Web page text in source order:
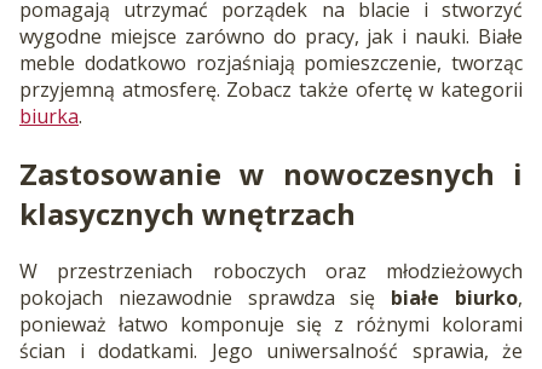
pomagają utrzymać porządek na blacie i stworzyć
wygodne miejsce zarówno do pracy, jak i nauki. Białe
meble dodatkowo rozjaśniają pomieszczenie, tworząc
przyjemną atmosferę. Zobacz także ofertę w kategorii
biurka.
Zastosowanie w nowoczesnych i
klasycznych wnętrzach
W przestrzeniach roboczych oraz młodzieżowych
pokojach niezawodnie sprawdza się białe biurko,
ponieważ łatwo komponuje się z różnymi kolorami
ścian i dodatkami. Jego uniwersalność sprawia, że